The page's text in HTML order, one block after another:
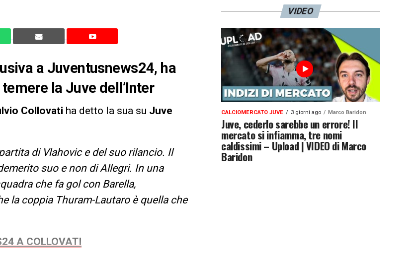
a Juventusnews24, ha
la Juve dell’Inter
Collovati ha detto la sua su Juve
di Vlahovic e del suo rilancio. Il
suo e non di Allegri. In una
che fa gol con Barella,
la coppia Thuram-Lautaro è quella che
A COLLOVATI
VIDEO
CALCIOMERCATO JUVE 3 giorni ago Marco Baridon
Juve, cederlo sarebbe un errore! Il
mercato si infiamma, tre nomi
caldissimi – Upload | VIDEO di Marco
Baridon